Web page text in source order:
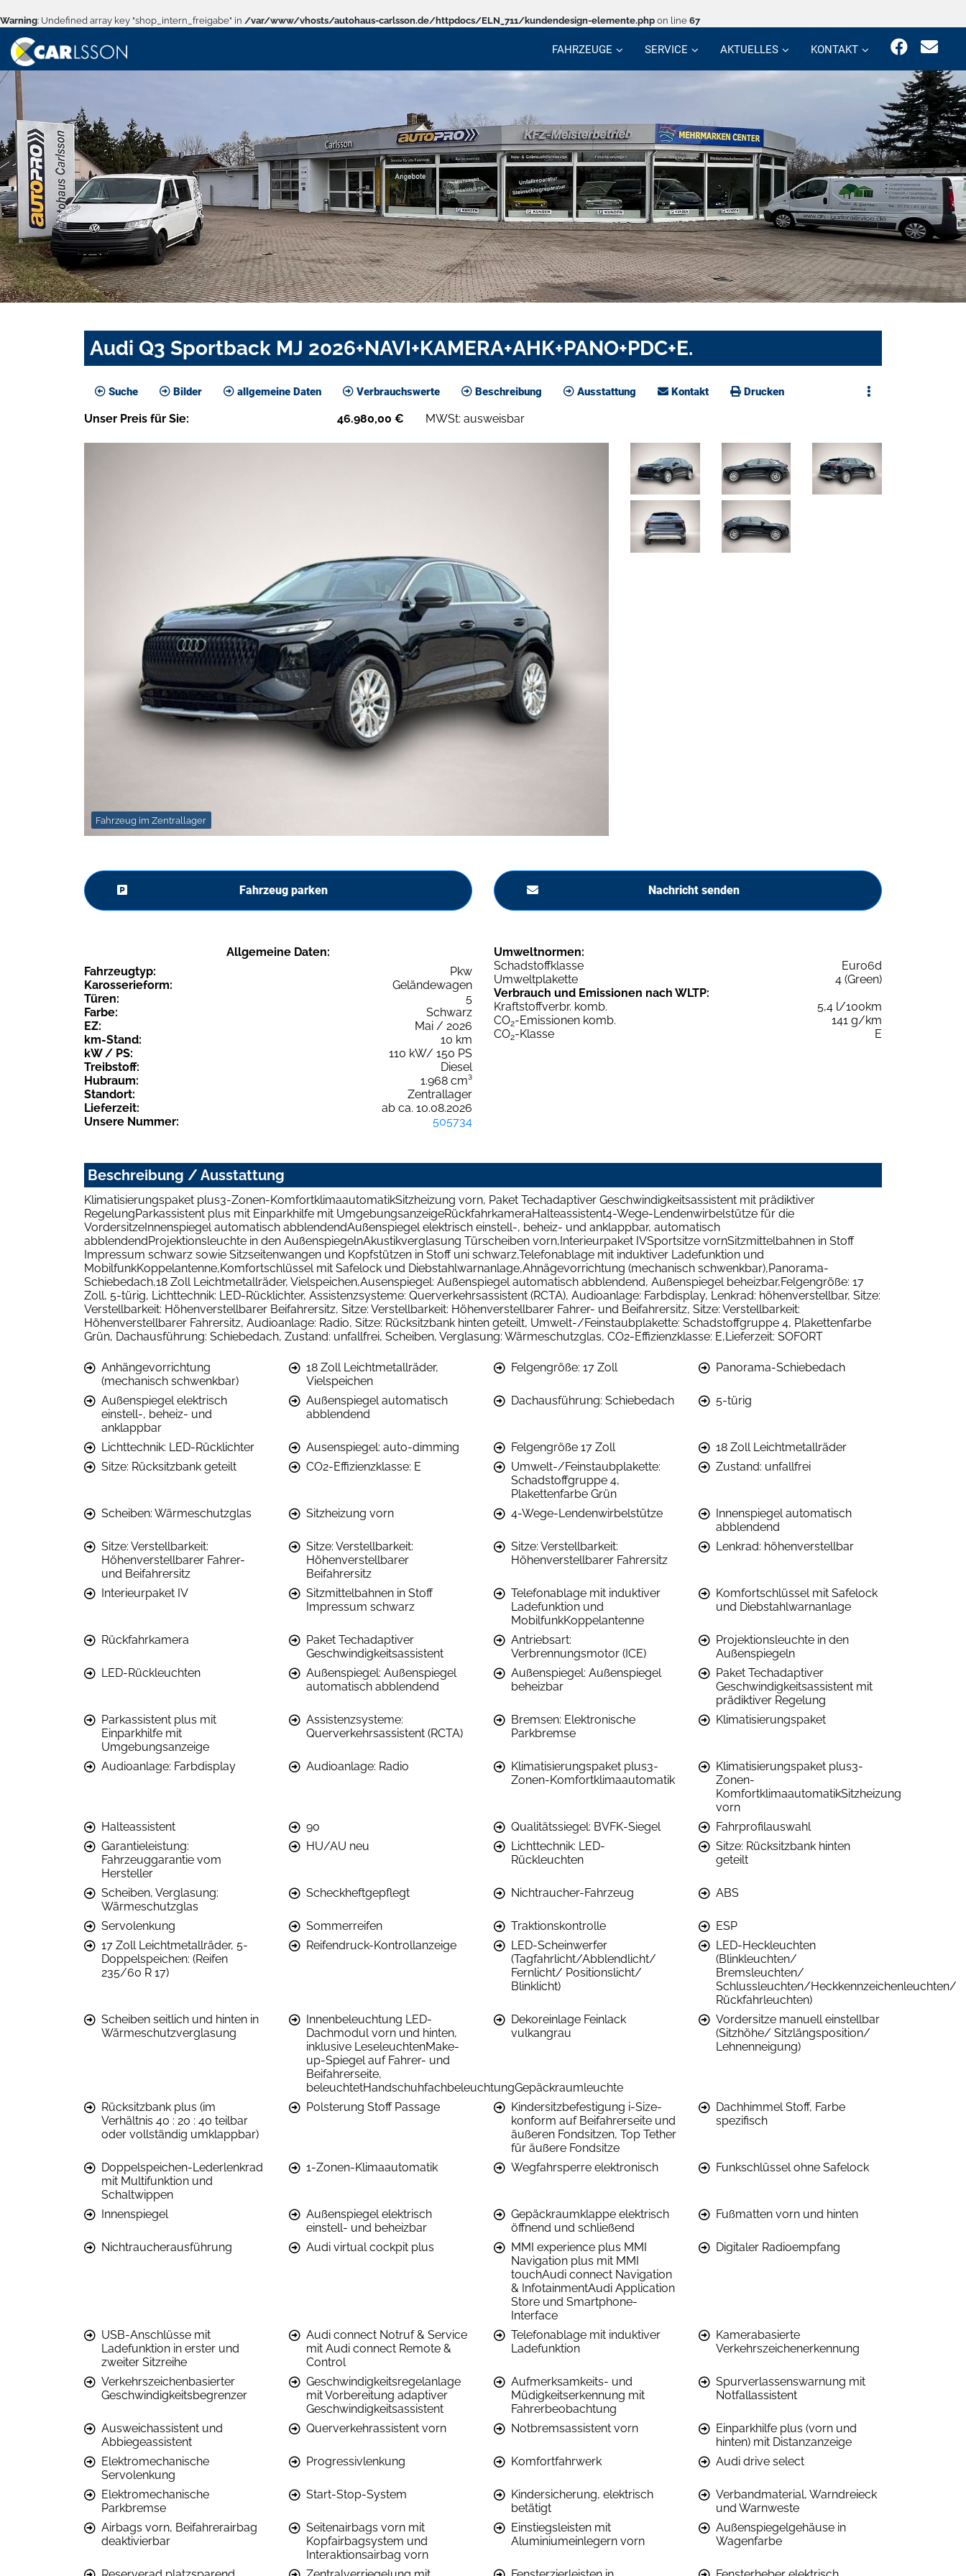
Warning: Undefined array key "shop_intern_freigabe" in /var/www/vhosts/autohaus-carlsson.de/httpdocs/ELN_711/kundendesign-elemente.php on line 67
FAHRZEUGE SERVICE AKTUELLES KONTAKT
Audi Q3 Sportback MJ 2026+NAVI+KAMERA+AHK+PANO+PDC+E.
Suche Bilder allgemeine Daten Verbrauchswerte Beschreibung Ausstattung Kontakt Drucken
Unser Preis für Sie: 46.980,00 € MWSt: ausweisbar
Fahrzeug im Zentrallager
Fahrzeug parken Nachricht senden
Allgemeine Daten:
Fahrzeugtyp:
Pkw
Karosserieform:
Geländewagen
Türen:
5
Farbe:
Schwarz
EZ:
Mai / 2026
km-Stand:
10 km
kW / PS:
110 kW/ 150 PS
Treibstoff:
Diesel
Hubraum:
1.968 cm³
Standort:
Zentrallager
Lieferzeit:
ab ca. 10.08.2026
Unsere Nummer:
505734
Umweltnormen:
Schadstoffklasse
Euro6d
Umweltplakette
4 (Green)
Verbrauch und Emissionen nach WLTP:
Kraftstoffverbr. komb.
5,4 l/100km
CO2-Emissionen komb.
141 g/km
CO2-Klasse E
Beschreibung / Ausstattung
Klimatisierungspaket plus3-Zonen-KomfortklimaautomatikSitzheizung vorn, Paket Techadaptiver Geschwindigkeitsassistent mit prädiktiver
RegelungParkassistent plus mit Einparkhilfe mit UmgebungsanzeigeRückfahrkameraHalteassistent4-Wege-Lendenwirbelstütze für die
VordersitzeInnenspiegel automatisch abblendendAußenspiegel elektrisch einstell-, beheiz- und anklappbar, automatisch
abblendendProjektionsleuchte in den AußenspiegelnAkustikverglasung Türscheiben vorn,Interieurpaket IVSportsitze vornSitzmittelbahnen in Stoff
Impressum schwarz sowie Sitzseitenwangen und Kopfstützen in Stoff uni schwarz,Telefonablage mit induktiver Ladefunktion und
MobilfunkKoppelantenne,Komfortschlüssel mit Safelock und Diebstahlwarnanlage,Ahnägevorrichtung (mechanisch schwenkbar),Panorama-
Schiebedach,18 Zoll Leichtmetallräder, Vielspeichen,Ausenspiegel: Außenspiegel automatisch abblendend, Außenspiegel beheizbar,Felgengröße: 17
Zoll, 5-türig, Lichttechnik: LED-Rücklichter, Assistenzsysteme: Querverkehrsassistent (RCTA), Audioanlage: Farbdisplay, Lenkrad: höhenverstellbar, Sitze:
Verstellbarkeit: Höhenverstellbarer Beifahrersitz, Sitze: Verstellbarkeit: Höhenverstellbarer Fahrer- und Beifahrersitz, Sitze: Verstellbarkeit:
Höhenverstellbarer Fahrersitz, Audioanlage: Radio, Sitze: Rücksitzbank hinten geteilt, Umwelt-/Feinstaubplakette: Schadstoffgruppe 4, Plakettenfarbe
Grün, Dachausführung: Schiebedach, Zustand: unfallfrei, Scheiben, Verglasung: Wärmeschutzglas, CO2-Effizienzklasse: E,Lieferzeit: SOFORT
Anhängevorrichtung
(mechanisch schwenkbar)
18 Zoll Leichtmetallräder,
Vielspeichen
Felgengröße: 17 Zoll Panorama-Schiebedach
Außenspiegel elektrisch
einstell-, beheiz- und
anklappbar
Außenspiegel automatisch
abblendend
Dachausführung: Schiebedach 5-türig
Lichttechnik: LED-Rücklichter Ausenspiegel: auto-dimming Felgengröße 17 Zoll
18 Zoll Leichtmetallräder
Sitze: Rücksitzbank geteilt
CO2-Effizienzklasse: E
Umwelt-/Feinstaubplakette:
Schadstoffgruppe 4,
Plakettenfarbe Grün
Zustand: unfallfrei
Scheiben: Wärmeschutzglas Sitzheizung vorn 4-Wege-Lendenwirbelstütze
Innenspiegel automatisch
abblendend
Sitze: Verstellbarkeit:
Höhenverstellbarer Fahrer-
und Beifahrersitz
Sitze: Verstellbarkeit:
Höhenverstellbarer
Beifahrersitz
Sitze: Verstellbarkeit:
Höhenverstellbarer Fahrersitz
Lenkrad: höhenverstellbar
Interieurpaket IV
Sitzmittelbahnen in Stoff
Impressum schwarz
Telefonablage mit induktiver
Ladefunktion und
MobilfunkKoppelantenne
Komfortschlüssel mit Safelock
und Diebstahlwarnanlage
Rückfahrkamera
Paket Techadaptiver
Geschwindigkeitsassistent
Antriebsart:
Verbrennungsmotor (ICE)
Projektionsleuchte in den
Außenspiegeln
LED-Rückleuchten
Außenspiegel: Außenspiegel
automatisch abblendend
Außenspiegel: Außenspiegel
beheizbar
Paket Techadaptiver
Geschwindigkeitsassistent mit
prädiktiver Regelung
Parkassistent plus mit
Einparkhilfe mit
Umgebungsanzeige
Assistenzsysteme:
Querverkehrsassistent (RCTA)
Bremsen: Elektronische
Parkbremse
Klimatisierungspaket
Audioanlage: Farbdisplay Audioanlage: Radio
Klimatisierungspaket plus3-
Zonen-Komfortklimaautomatik
Klimatisierungspaket plus3-
Zonen-
KomfortklimaautomatikSitzheizung
vorn
Halteassistent
90 Qualitätssiegel: BVFK-Siegel
Fahrprofilauswahl
Garantieleistung:
Fahrzeuggarantie vom
Hersteller
HU/AU neu
Lichttechnik: LED-
Rückleuchten
Sitze: Rücksitzbank hinten
geteilt
Scheiben, Verglasung:
Wärmeschutzglas
Scheckheftgepflegt Nichtraucher-Fahrzeug ABS
Servolenkung Sommerreifen Traktionskontrolle
ESP
17 Zoll Leichtmetallräder, 5-
Doppelspeichen: (Reifen
235/60 R 17)
Reifendruck-Kontrollanzeige
LED-Scheinwerfer
(Tagfahrlicht/Abblendlicht/
Fernlicht/ Positionslicht/
Blinklicht)
LED-Heckleuchten
(Blinkleuchten/
Bremsleuchten/
Schlussleuchten/Heckkennzeichenleuchten/
Rückfahrleuchten)
Scheiben seitlich und hinten in
Wärmeschutzverglasung
Innenbeleuchtung LED-
Dachmodul vorn und hinten,
inklusive LeseleuchtenMake-
up-Spiegel auf Fahrer- und
Beifahrerseite,
beleuchtetHandschuhfachbeleuchtungGepäckraumleuchte
Dekoreinlage Feinlack
vulkangrau
Vordersitze manuell einstellbar
(Sitzhöhe/ Sitzlängsposition/
Lehnenneigung)
Rücksitzbank plus (im
Verhältnis 40 : 20 : 40 teilbar
oder vollständig umklappbar)
Polsterung Stoff Passage
Kindersitzbefestigung i-Size-
konform auf Beifahrerseite und
äußeren Fondsitzen, Top Tether
für äußere Fondsitze
Dachhimmel Stoff, Farbe
spezifisch
Doppelspeichen-Lederlenkrad
mit Multifunktion und
Schaltwippen
1-Zonen-Klimaautomatik Wegfahrsperre elektronisch Funkschlüssel ohne Safelock
Innenspiegel
Außenspiegel elektrisch
einstell- und beheizbar
Gepäckraumklappe elektrisch
öffnend und schließend
Fußmatten vorn und hinten
Nichtraucherausführung Audi virtual cockpit plus
MMI experience plus MMI
Navigation plus mit MMI
touchAudi connect Navigation
& InfotainmentAudi Application
Store und Smartphone-
Interface
Digitaler Radioempfang
USB-Anschlüsse mit
Ladefunktion in erster und
zweiter Sitzreihe
Audi connect Notruf & Service
mit Audi connect Remote &
Control
Telefonablage mit induktiver
Ladefunktion
Kamerabasierte
Verkehrszeichenerkennung
Verkehrszeichenbasierter
Geschwindigkeitsbegrenzer
Geschwindigkeitsregelanlage
mit Vorbereitung adaptiver
Geschwindigkeitsassistent
Aufmerksamkeits- und
Müdigkeitserkennung mit
Fahrerbeobachtung
Spurverlassenswarnung mit
Notfallassistent
Ausweichassistent und
Abbiegeassistent
Querverkehrassistent vorn Notbremsassistent vorn
Einparkhilfe plus (vorn und
hinten) mit Distanzanzeige
Elektromechanische
Servolenkung
Progressivlenkung Komfortfahrwerk Audi drive select
Elektromechanische
Parkbremse
Start-Stop-System
Kindersicherung, elektrisch
betätigt
Verbandmaterial, Warndreieck
und Warnweste
Airbags vorn, Beifahrerairbag
deaktivierbar
Seitenairbags vorn mit
Kopfairbagsystem und
Interaktionsairbag vorn
Einstiegsleisten mit
Aluminiumeinlegern vorn
Außenspiegelgehäuse in
Wagenfarbe